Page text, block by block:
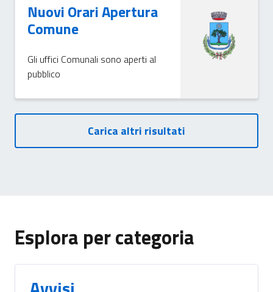
Nuovi Orari Apertura
Comune
Gli uffici Comunali sono aperti al
pubblico
Carica altri risultati
Esplora per categoria